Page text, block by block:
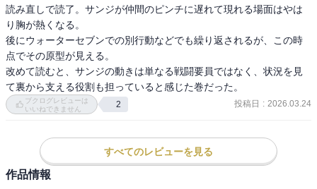
読み直しで読了。サンジが仲間のピンチに遅れて現れる場面はやは
り胸が熱くなる。
後にウォーターセブンでの別行動などでも繰り返されるが、この時
点でその原型が見える。
改めて読むと、サンジの動きは単なる戦闘要員ではなく、状況を見
て裏から支える役割も担っていると感じた巻だった。
ブクログレビューは
いいねできません
2 投稿日 : 2026.03.24
すべてのレビューを見る
作品情報